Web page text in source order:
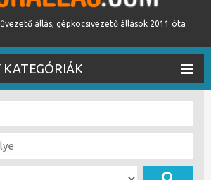
állás, gépkocsivezető állások 2011 óta